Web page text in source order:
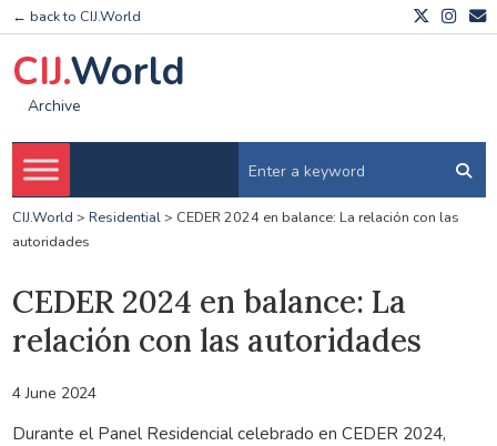
← back to CIJ.World
CIJ.World
Archive
CIJ.World > Residential> CEDER 2024 en balance: La relación con las
autoridades
CEDER 2024 en balance: La
relación con las autoridades
4 June 2024
Durante el Panel Residencial celebrado en CEDER 2024,